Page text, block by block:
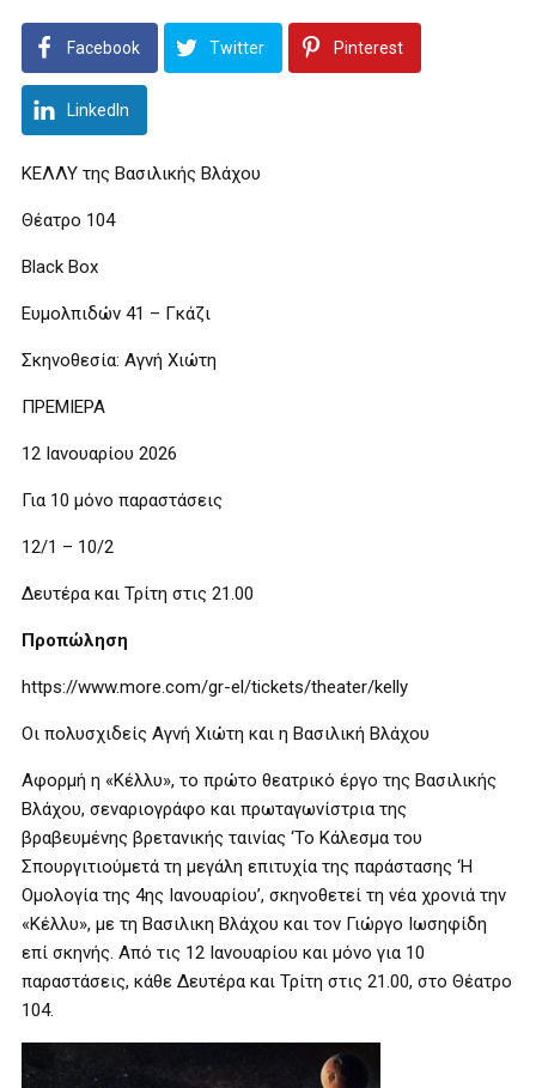
Facebook Twitter Pinterest
LinkedIn
ΚΕΛΛΥ της Βασιλικής Βλάχου
Θέατρο 104
Black Box
Ευμολπιδών 41 – Γκάζι
Σκηνοθεσία: Αγνή Χιώτη
ΠΡΕΜΙΕΡΑ
12 Ιανουαρίου 2026
Για 10 μόνο παραστάσεις
12/1 – 10/2
Δευτέρα και Τρίτη στις 21.00
Προπώληση
https://www.more.com/gr-el/tickets/theater/kelly
Οι πολυσχιδείς Αγνή Χιώτη και η Βασιλική Βλάχου
Αφορμή η «Κέλλυ», το πρώτο θεατρικό έργο της Βασιλικής
Βλάχου, σεναριογράφο και πρωταγωνίστρια της
βραβευμένης βρετανικής ταινίας ‘Το Κάλεσμα του
Σπουργιτιούμετά τη μεγάλη επιτυχία της παράστασης ‘Η
Ομολογία της 4ης Ιανουαρίου’, σκηνοθετεί τη νέα χρονιά την
«Κέλλυ», με τη Βασιλικη Βλάχου και τον Γιώργο Ιωσηφίδη
επί σκηνής. Από τις 12 Ιανουαρίου και μόνο για 10
παραστάσεις, κάθε Δευτέρα και Τρίτη στις 21.00, στο Θέατρο
104.